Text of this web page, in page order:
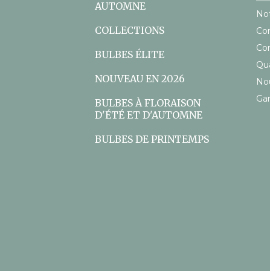
AUTOMNE
COLLECTIONS
BULBES ÉLITE
NOUVEAU EN 2026
BULBES À FLORAISON
D'ÉTÉ ET D'AUTOMNE
BULBES DE PRINTEMPS